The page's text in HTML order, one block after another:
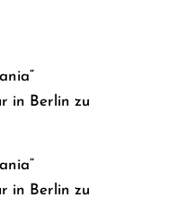
in Berlin zu
in Berlin zu